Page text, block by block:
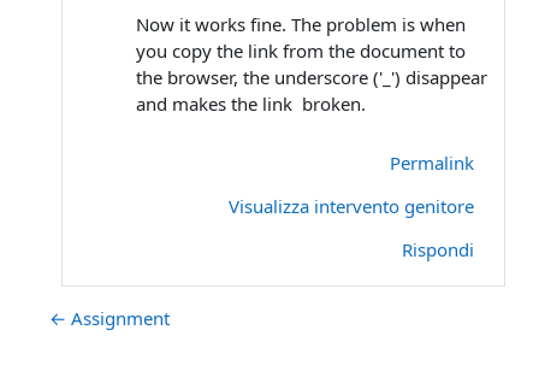
Now it works fine. The problem is when
you copy the link from the document to
the browser, the underscore ('_') disappear
and makes the link broken.
Permalink
Visualizza intervento genitore
Rispondi
← Assignment